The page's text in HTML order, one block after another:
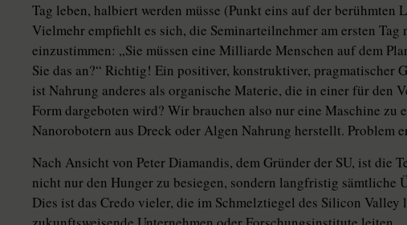
Tag leben, halbiert werden müsse (Punkt eins auf der
Vielmehr empfiehlt es sich, die Seminarteilnehmer am ersten
einzustimmen: „Sie müssen eine Milliarde Menschen auf dem
Sie das an?“ Richtig! Ein positiver, konstruktiver, pragmatischer
ist Nahrung anderes als organische Materie, die in einer für den
Form dargeboten wird? Wir brauchen also nur eine Maschine zu
Nanorobotern aus Dreck oder Algen Nahrung herstellt. Problem
Nach Ansicht von Peter Diamandis, dem Gründer der SU, ist die
nicht nur den Hunger zu besiegen, sondern langfristig sämtliche
Dies ist das Credo vieler, die im Schmelztiegel des Silicon Valley